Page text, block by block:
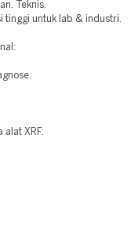
Teknis.
tinggi untuk lab & industri.
alat XRF: